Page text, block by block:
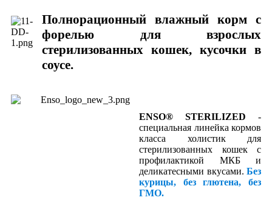
Полнорационный влажный корм с
форелью для взрослых
стерилизованных кошек, кусочки в
соусе.
ENSO® STERILIZED -
специальная линейка кормов
класса холистик для
стерилизованных кошек с
профилактикой МКБ и
деликатесными вкусами. Без
курицы, без глютена, без
ГМО.